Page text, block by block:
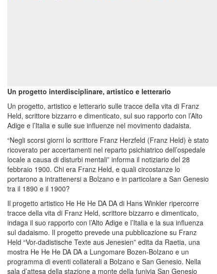
Un progetto interdisciplinare, artistico e letterario
Un progetto, artistico e letterario sulle tracce della vita di Franz
Held, scrittore bizzarro e dimenticato, sul suo rapporto con l’Alto
Adige e l’Italia e sulle sue influenze nel movimento dadaista.
“Negli scorsi giorni lo scrittore Franz Herzfeld (Franz Held) è stato
ricoverato per accertamenti nel reparto psichiatrico dell’ospedale
locale a causa di disturbi mentali” informa il notiziario del 28
febbraio 1900. Chi era Franz Held, e quali circostanze lo
portarono a intrattenersi a Bolzano e in particolare a San Genesio
tra il 1890 e il 1900?
Il progetto artistico He He He DA DA di Hans Winkler ripercorre
tracce della vita di Franz Held, scrittore bizzarro e dimenticato,
indaga il suo rapporto con l’Alto Adige e l’Italia e la sua influenza
sul dadaismo. Il progetto prevede una pubblicazione su Franz
Held “Vor-dadistische Texte aus Jenesien” edita da Raetia, una
mostra He He He DA DA a Lungomare Bozen-Bolzano e un
programma di eventi collaterali a Bolzano e San Genesio. Nella
sala d’attesa della stazione a monte della funivia San Genesio